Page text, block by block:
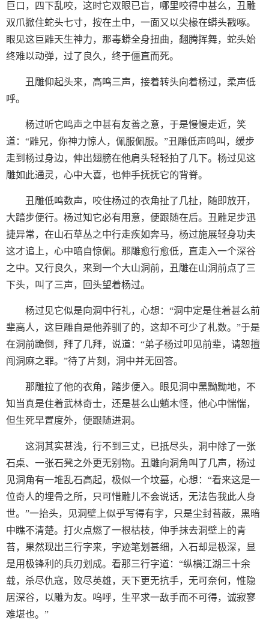
巨口，四下乱咬，这时它双眼已盲，哪里咬得中甚么，丑雕
双爪掀住蛇头七寸，按在土中，一面又以尖椽在蟒头戳啄。
眼见这巨雕天生神力，那毒蟒全身扭曲，翻腾挥舞，蛇头始
终难以动弹，过了良久，终于僵直而死。
丑雕仰起头来，高鸣三声，接着转头向着杨过，柔声低
呼。
杨过听它鸣声之中甚有友善之意，于是慢慢走近，笑
道：“雕兄，你神力惊人，佩服佩服。”丑雕低声鸣叫，缓步
走到杨过身边，伸出翅膀在他肩头轻轻拍了几下。杨过见这
雕如此通灵，心中大喜，也伸手抚抚它的背脊。
丑雕低鸣数声，咬住杨过的衣角扯了几扯，随即放开，
大踏步便行。杨过知它必有用意，便跟随在后。丑雕足步迅
捷异常，在山石草丛之中行走疾如奔马，杨过施展轻身功夫
这才追上，心中暗自惊佩。那雕愈行愈低，直走入一个深谷
之中。又行良久，来到一个大山洞前，丑雕在山洞前点了三
下头，叫了三声，回头望着杨过。
杨过见它似是向洞中行礼，心想：“洞中定是住着甚么前
辈高人，这巨雕自是他养驯了的，这却不可少了札数。”于是
在洞前跪倒，拜了几拜，说道：“弟子杨过叩见前辈，请恕擅
闯洞麻之罪。”待了片刻，洞中并无回答。
那雕拉了他的衣角，踏步便入。眼见洞中黑黝黝地，不
知当真是住着武林奇士，还是甚么山魈木怪，他心中惴惴，
但生死早置度外，便跟随进洞。
这洞其实甚浅，行不到三丈，已抵尽头，洞中除了一张
石桌、一张石凳之外更无别物。丑雕向洞角叫了几声，杨过
见洞角有一堆乱石高起，极似一个坟墓，心想：“看来这是一
位奇人的埋骨之所，只可惜雕儿不会说话，无法告我此人身
世。”一抬头，见洞壁上似乎写得有字，只是尘封苔蔽，黑暗
中瞧不清楚。打火点燃了一根枯枝，伸手抹去洞壁上的青
苔，果然现出三行字来，字迹笔划甚细，入石却是极深，显
是用极锋利的兵刃划成。看那三行字道：“纵横江湖三十余
载，杀尽仇寇，败尽英雄，天下更无抗手，无可奈何，惟隐
居深谷，以雕为友。呜呼，生平求一敌手而不可得，诚寂寥
难堪也。”